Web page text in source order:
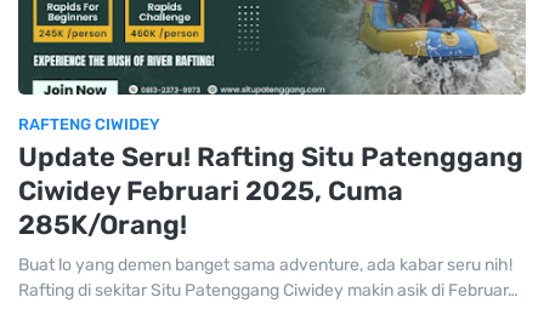
RAFTENG CIWIDEY
Update Seru! Rafting Situ Patenggang
Ciwidey Februari 2025, Cuma
285K/Orang!
Buat lo yang demen banget sama adventure, ada kabar seru nih!
Rafting di sekitar Situ Patenggang Ciwidey makin asik di Februar…